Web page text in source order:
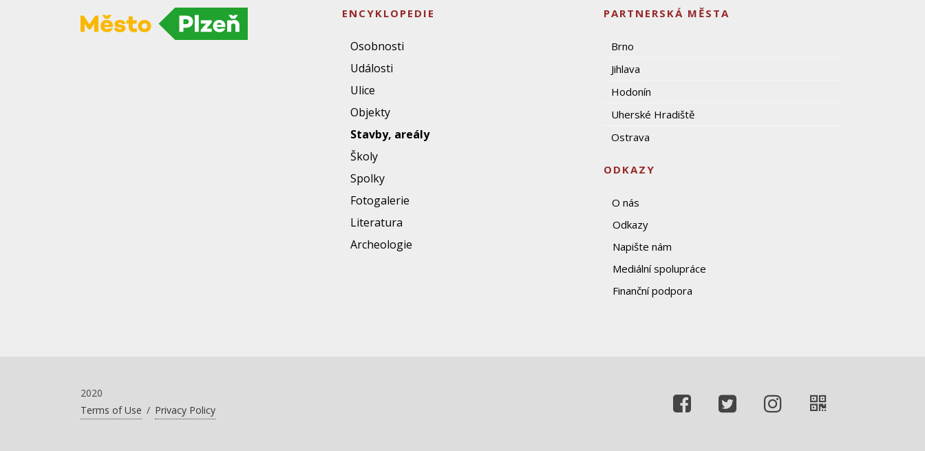
ENCYKLOPEDIE
Osobnosti
Události
Ulice
Objekty
Stavby, areály
Školy
Spolky
Fotogalerie
Literatura
Archeologie
PARTNERSKÁ MĚSTA
Brno
Jihlava
Hodonín
Uherské Hradiště
Ostrava
ODKAZY
O nás
Odkazy
Napište nám
Mediální spolupráce
Finanční podpora
2020
Terms of Use / Privacy Policy